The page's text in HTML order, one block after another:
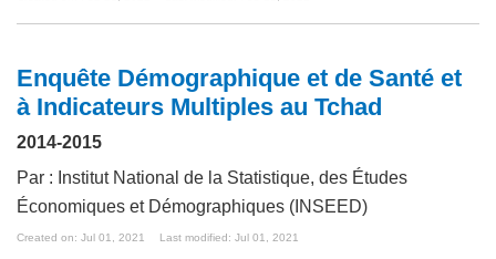
Enquête Démographique et de Santé et
à Indicateurs Multiples au Tchad
2014-2015
Par : Institut National de la Statistique, des Études
Économiques et Démographiques (INSEED)
Created on: Jul 01, 2021 Last modified: Jul 01, 2021